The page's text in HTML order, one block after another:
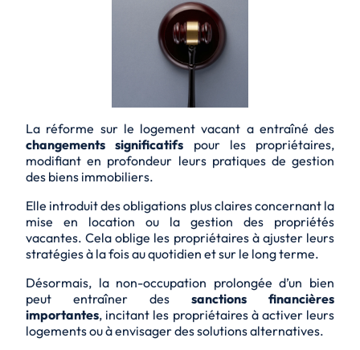
La réforme sur le logement vacant a entraîné des
changements significatifs pour les propriétaires,
modifiant en profondeur leurs pratiques de gestion
des biens immobiliers.
Elle introduit desobligations plus clairesconcernant la
mise en location ou la gestion des propriétés
vacantes. Cela oblige les propriétaires à ajuster leurs
stratégies à la fois au quotidien et sur le long terme.
Désormais, la non-occupation prolongée d’un bien
peut entraîner des sanctions financières
importantes, incitant les propriétaires à activer leurs
logements ou à envisager des solutions alternatives.